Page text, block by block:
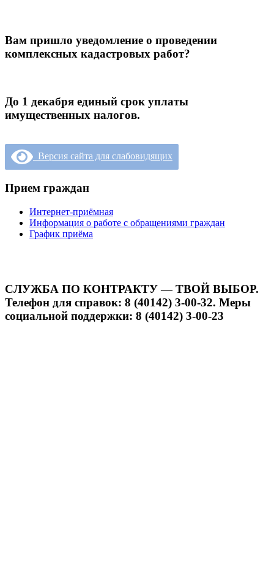
Вам пришло уведомление о проведении
комплексных кадастровых работ?
До 1 декабря единый срок уплаты
имущественных налогов.
Версия сайта для слабовидящих
Прием граждан
Интернет-приёмная
Информация о работе с обращениями граждан
График приёма
СЛУЖБА ПО КОНТРАКТУ — ТВОЙ ВЫБОР.
Телефон для справок: 8 (40142) 3-00-32. Меры
социальной поддержки: 8 (40142) 3-00-23